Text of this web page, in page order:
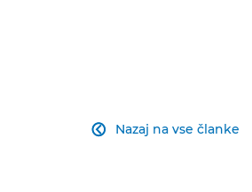
Nazaj na vse članke
